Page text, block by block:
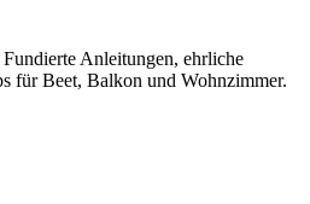
Anleitungen, ehrliche
für Beet, Balkon und Wohnzimmer.